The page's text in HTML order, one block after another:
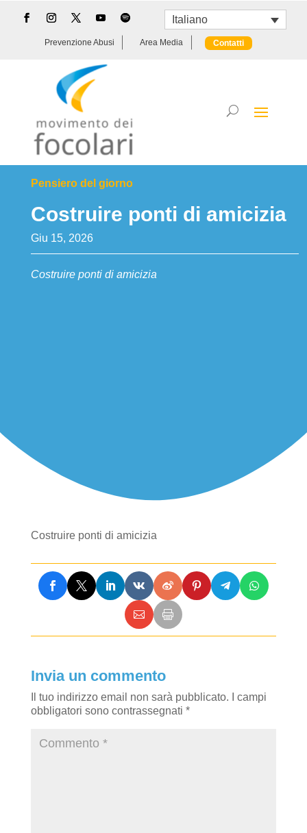
Italiano
Prevenzione Abusi Area Media Contatti
Pensiero del giorno
Costruire ponti di amicizia
Giu 15, 2026
Costruire ponti di amicizia
Costruire ponti di amicizia
Invia un commento
Il tuo indirizzo email non sarà pubblicato.
I campi
obbligatori sono contrassegnati *